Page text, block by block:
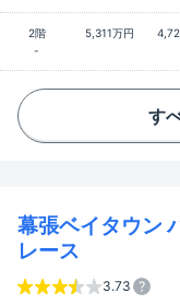
2階 5,311万円
-
す
幕張ベイタウン
レース
3.73